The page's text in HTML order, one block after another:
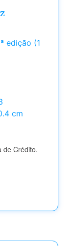
x 0.4 cm
de Crédito.